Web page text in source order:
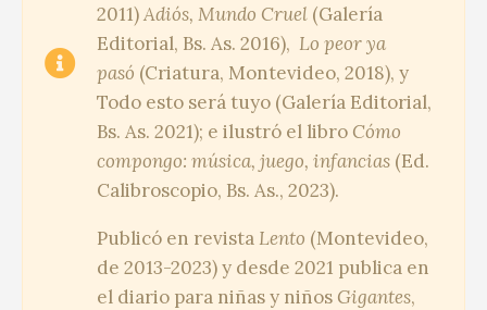
2011)Adiós, Mundo Cruel (Galería
Editorial, Bs. As. 2016), Lo peor ya
pasó (Criatura, Montevideo, 2018), y
Todo esto será tuyo (Galería Editorial,
Bs. As. 2021); e ilustró el libro Cómo
compongo: música, juego, infancias (Ed.
Calibroscopio, Bs. As., 2023).
Publicó en revista Lento (Montevideo,
de 2013-2023) y desde 2021 publica en
el diario para niñas y niños Gigantes,